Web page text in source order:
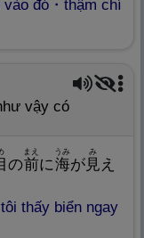
đó・thậm chí
の前
Nghĩa: Trước, trước đây, trước
まえ
に海
うみ
が見
み
え
thấy biển ngay